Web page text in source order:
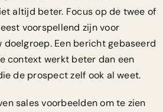
altijd beter. Focus op de twee of
voorspellend zijn voor
Een bericht gebaseerd
context werkt beter dan een
de prospect zelf ook al weet.
sales voorbeeldenom te zien